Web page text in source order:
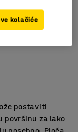
postaviti
površinu za lako
kolačiće